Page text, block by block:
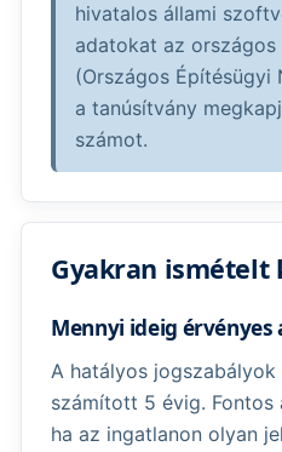
hivatalos állami
adatokat az országos
(Országos Építésügyi
a tanúsítvány
számot.
Gyakran ismételt
Mennyi ideig érvényes
A hatályos
számított 5 évig. Fontos
ha az ingatlanon olyan